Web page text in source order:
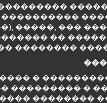
�����, ���
��
��������
���� �
��������� �
��������